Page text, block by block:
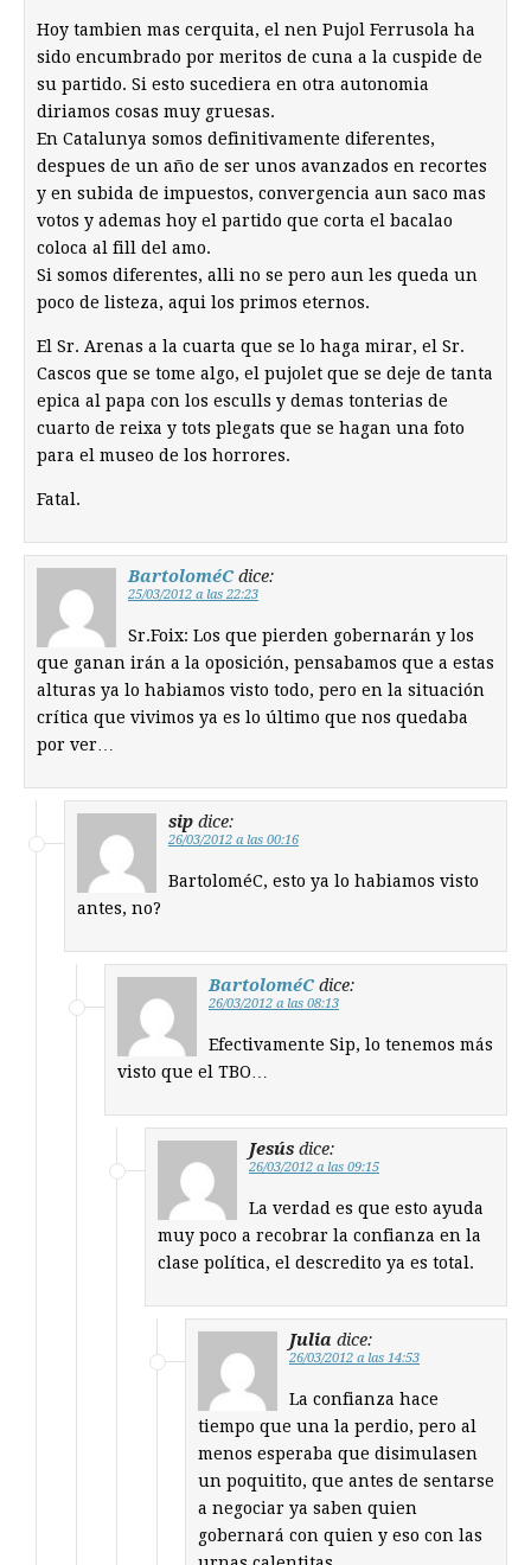
Hoy tambien mas cerquita, el nen Pujol Ferrusola ha
sido encumbrado por meritos de cuna a la cuspide de
su partido. Si esto sucediera en otra autonomia
diriamos cosas muy gruesas.
En Catalunya somos definitivamente diferentes,
despues de un año de ser unos avanzados en recortes
y en subida de impuestos, convergencia aun saco mas
votos y ademas hoy el partido que corta el bacalao
coloca al fill del amo.
Si somos diferentes, alli no se pero aun les queda un
poco de listeza, aqui los primos eternos.
El Sr. Arenas a la cuarta que se lo haga mirar, el Sr.
Cascos que se tome algo, el pujolet que se deje de tanta
epica al papa con los esculls y demas tonterias de
cuarto de reixa y tots plegats que se hagan una foto
para el museo de los horrores.
Fatal.
BartoloméC dice:
25/03/2012 a las 22:23
Sr.Foix: Los que pierden gobernarán y los
que ganan irán a la oposición, pensabamos que a estas
alturas ya lo habiamos visto todo, pero en la situación
crítica que vivimos ya es lo último que nos quedaba
por ver…
sip dice:
26/03/2012 a las 00:16
BartoloméC, esto ya lo habiamos visto
antes, no?
BartoloméC dice:
26/03/2012 a las 08:13
Efectivamente Sip, lo tenemos más
visto que el TBO…
Jesús dice:
26/03/2012 a las 09:15
La verdad es que esto ayuda
muy poco a recobrar la confianza en la
clase política, el descredito ya es total.
Julia dice:
26/03/2012 a las 14:53
La confianza hace
tiempo que una la perdio, pero al
menos esperaba que disimulasen
un poquitito, que antes de sentarse
a negociar ya saben quien
gobernará con quien y eso con las